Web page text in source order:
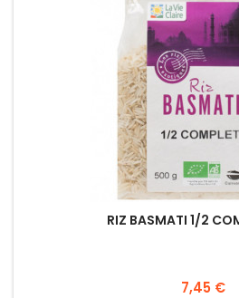
RIZ BASMATI 1/2
7,45 €